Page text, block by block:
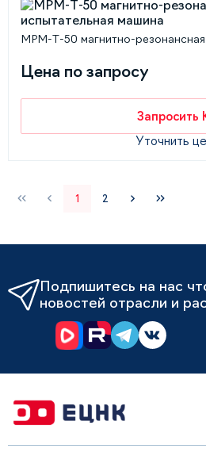
MPM-Т-50 магнитно-
Цена по запросу
Запросить
Уточнить
1 2
Подпишитесь на нас
новостей отрасли и